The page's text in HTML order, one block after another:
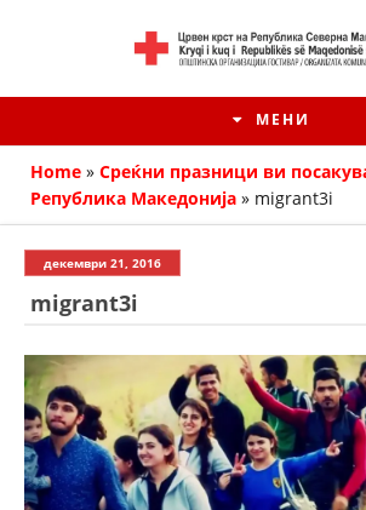
МЕНИ
HISTORIA E KRYQIT TË KUQ
ИСТОРИЈАТ НА
Home » Среќни празници ви
Република Македонија » migrant3i
декември 21, 2016
migrant3i